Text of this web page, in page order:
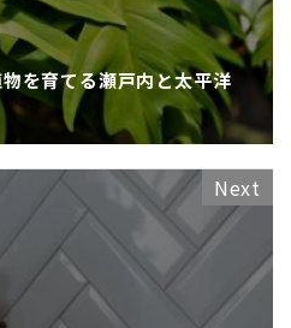
を育てる瀬戸内と太平洋
Next